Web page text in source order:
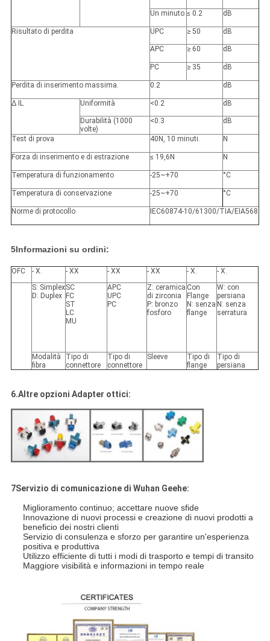
Un minuto.≤ 0.2 dB
Risultato di perdita UPC ≥ 50 dB
APC ≥ 60 dB
PC ≥ 35 dB
Perdita di inserimento massima. 0.2 dB
∆ IL Uniformità <0.2 dB
Durabilità (1000
volte)
<0.3 dB
Test di prova 40N, 10 minuti. N
Forza di inserimento e di estrazione ≤ 19,6N N
Temperatura di funzionamento -25~+70 °C
Temperatura di conservazione -25~+70 °C
Norme di protocollo IEC60874-10/61300/TIA/EIA568
5Informazioni su ordini:
OFC - X. - XX - XX - XX - X.
- X.
S: Simplex
D: Duplex
SC
FC
ST
LC
MU
APC
UPC
PC
Z: ceramica
di zirconia
P: bronzo
fosforo
Con
Flange
N: senza
flange
W: con
persiana
N: senza
serratura
Modalità
fibra
Tipo di
connettore
Tipo di
connettore
Sleeve
Tipo di
flange
Tipo di
persiana
6.Altre opzioni Adapter ottici:
7Servizio di comunicazione di Wuhan Geehe:
Miglioramento continuo; accettare nuove sfide
Innovazione di nuovi processi e creazione di nuovi prodotti a
beneficio dei nostri clienti
Servizio di consulenza e sforzo per garantire un'esperienza
positiva e produttiva
Utilizzo efficiente di tutti i modi di trasporto e tempi di transito
Maggiore visibilità e informazioni in tempo reale